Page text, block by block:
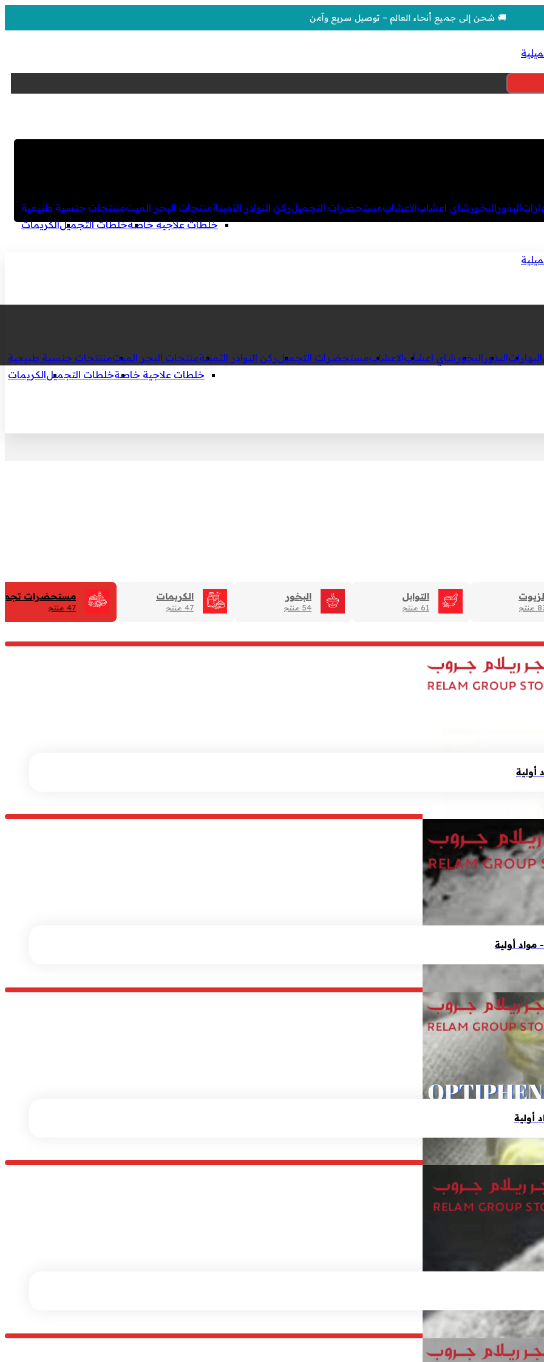
🚚 شحن إلى جميع أنحاء العالم – توصيل سريع وآمن
مننتجات جنسية طبيعيةمنتجات البحر الميتركن النوادر الثمينةمستحضرات التجميلالاعشابشاي اعشاب البخور البذور
الكريماتخلطات التجميلخلطات علاجية خاصة
مننتجات جنسية طبيعيةمنتجات البحر الميتركن النوادر الثمينةمستحضرات التجميلالاعشابشاي اعشاب البخور البذورالبهارات
الكريماتخلطات التجميلخلطات علاجية خاصة
التوابل
61 منتج
البخور
54 منتج
الكريمات
47 منتج
مستحضرات
47 منتج
أولية